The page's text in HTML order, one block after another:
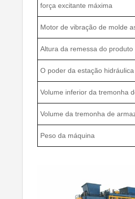
força excitante máxima
Motor de vibração de molde
Altura da remessa do produto
O poder da estação hidráulica
Volume inferior da tremonha
Volume da tremonha de
Peso da máquina